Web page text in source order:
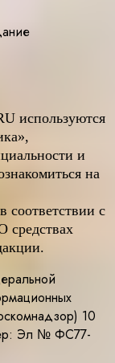
используются
и
на
соответствии с
средствах
10
Эл № ФС77-